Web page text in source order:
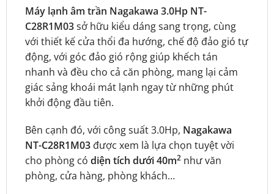
Máy lạnh âm trần Nagakawa 3.0Hp NT-
C28R1M03sở hữu kiểu dáng sang trọng, cùng
với thiết kế cửa thổi đa hướng, chế độ đảo gió tự
động, với góc đảo gió rộng giúp khếch tán
nhanh và đều cho cả căn phòng, mang lại cảm
giác sảng khoái mát lạnh ngay từ những phút
khởi động đầu tiên.
Bên cạnh đó, với công suất 3.0Hp, Nagakawa
NT-C28R1M03được xem là lựa chọn tuyệt vời
cho phòng có diện tích dưới 40m2như văn
phòng, cửa hàng, phòng khách…